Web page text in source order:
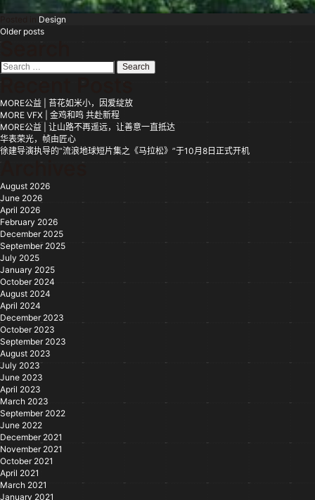
Design
Posts
navigation
Older posts
Search
Search
Recent Posts
MORE公益 | 苔花如米小，因爱绽放
MORE VFX | 金鸡和鸣 共赴新程
MORE公益 | 让山路不再遥远，让善意一直抵达
华表荣光，帧由匠心
徐建导演执导的“流浪地球短片集之《马拉松》”于10月8日正式开机
Archives
August 2026
June 2026
April 2026
February 2026
December 2025
September 2025
July 2025
January 2025
October 2024
August 2024
April 2024
December 2023
October 2023
September 2023
August 2023
July 2023
June 2023
April 2023
March 2023
September 2022
June 2022
December 2021
November 2021
October 2021
April 2021
March 2021
January 2021